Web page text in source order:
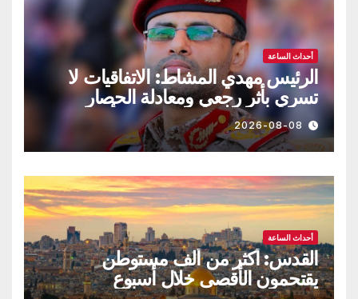
أحداث الساعة
الرئيس مهدي المشاط: الاتفاقيات لا
تسري بأثر رجعي ومعادلة الحصار
بالحصار مستمرة حتى تحقق أهدافها
2026-08-08
أحداث الساعة
القدس: أكثر من ألف مستوطن
يقتحمون الأقصى خلال أسبوع